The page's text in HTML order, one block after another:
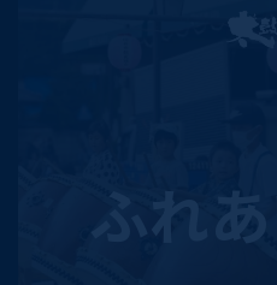
ふれ